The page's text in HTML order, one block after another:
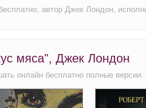
автор Джек Лондон,
мяса", Джек Лондон
онлайн бесплатно полные версии.